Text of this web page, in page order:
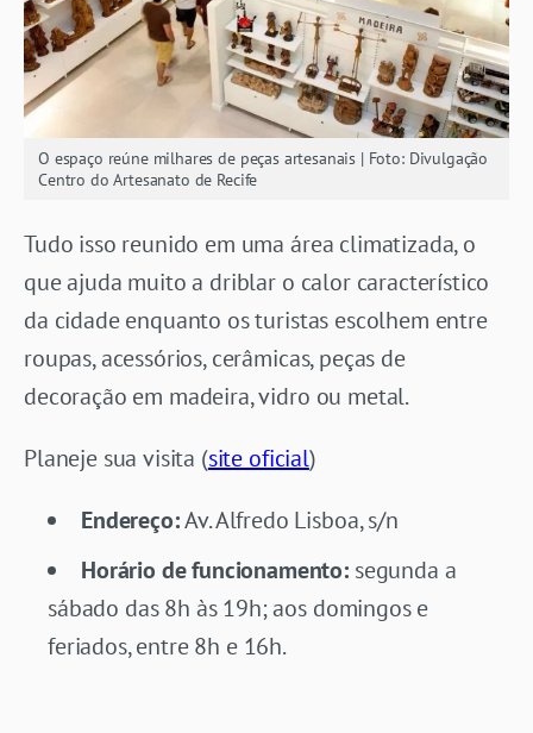
O espaço reúne milhares de peças artesanais | Foto: Divulgação
Centro do Artesanato de Recife
Tudo isso reunido em uma área climatizada, o
que ajuda muito a driblar o calor característico
da cidade enquanto os turistas escolhem entre
roupas, acessórios, cerâmicas, peças de
decoração em madeira, vidro ou metal.
Planeje sua visita (site oficial)
Endereço:Av. Alfredo Lisboa, s/n
Horário de funcionamento: segunda a
sábado das 8h às 19h; aos domingos e
feriados, entre 8h e 16h.